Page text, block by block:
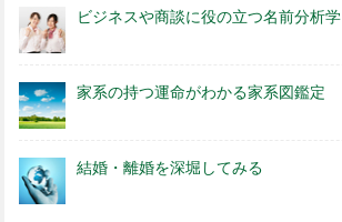
ビジネスや商談に役の立つ名前分析学
家系の持つ運命がわかる家系図鑑定
結婚・離婚を深堀してみる